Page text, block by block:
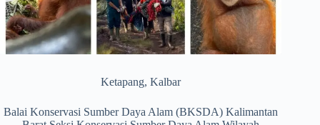
Ketapang, Kalbar
Balai Konservasi Sumber Daya Alam (BKSDA) Kalimantan